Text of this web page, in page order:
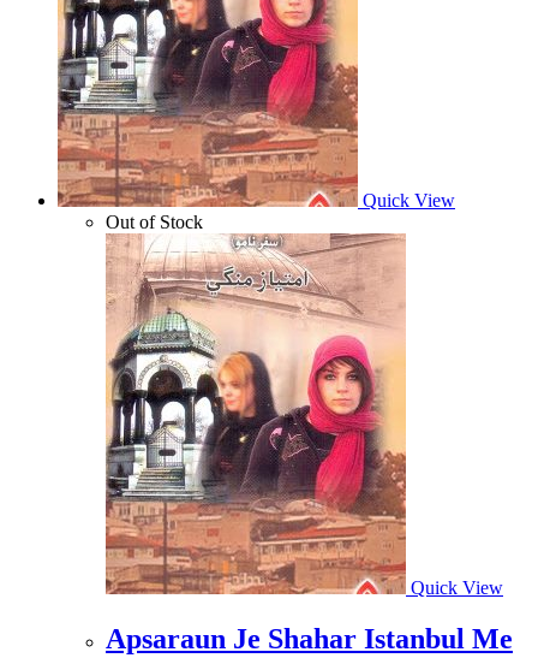
Quick View
Out of Stock
Quick View
Apsaraun Je Shahar Istanbul Me